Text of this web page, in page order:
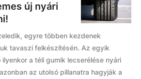
új nyári
egyre többen kezdenek
tavaszi felkészítésén. Az egyik
a téli gumik lecserélése nyári
az utolsó pillanatra hagyják a